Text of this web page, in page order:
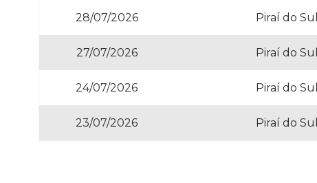
28/07/2026 Piraí do
27/07/2026 Piraí do
24/07/2026 Piraí do
23/07/2026 Piraí do